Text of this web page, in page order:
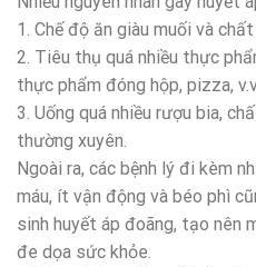
1. Chế độ ăn giàu muối và
2. Tiêu thụ quá nhiều thực
thực phẩm đóng hộp, pizza,
3. Uống quá nhiều rượu bia,
thường xuyên.
Ngoài ra, các bệnh lý đi kèm
máu, ít vận động và béo phì
sinh huyết áp đoãng, tạo nên
đe dọa sức khỏe.